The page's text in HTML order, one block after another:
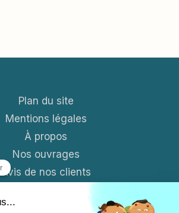
Plan du site
Mentions légales
À propos
Nos ouvrages
Avis de nos clients